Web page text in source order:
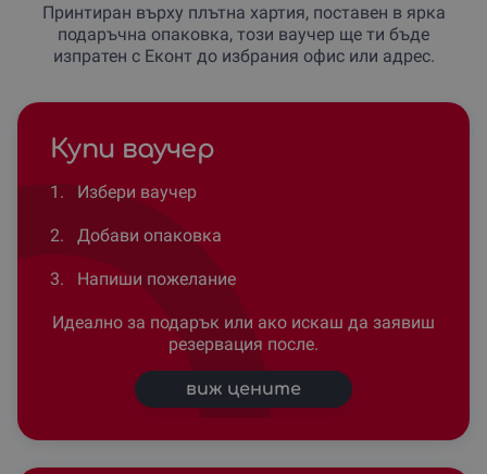
Принтиран върху плътна хартия, поставен в ярка
подаръчна опаковка, този ваучер ще ти бъде
изпратен с Еконт до избрания офис или адрес.
Купи ваучер
1. Избери ваучер
2. Добави опаковка
3. Напиши пожелание
Идеално за подарък или ако искаш да заявиш
резервация после.
виж цените